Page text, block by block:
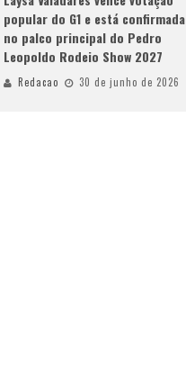
popular do G1 e está confirmada
no palco principal do Pedro
Leopoldo Rodeio Show 2027
Redacao 30 de junho de 2026